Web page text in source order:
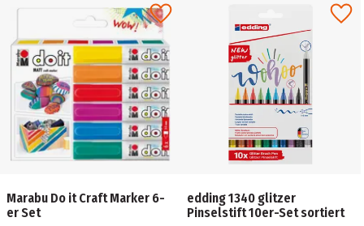
Marabu Do it Craft Marker 6-
er Set
edding 1340 glitzer
Pinselstift 10er-Set sortiert